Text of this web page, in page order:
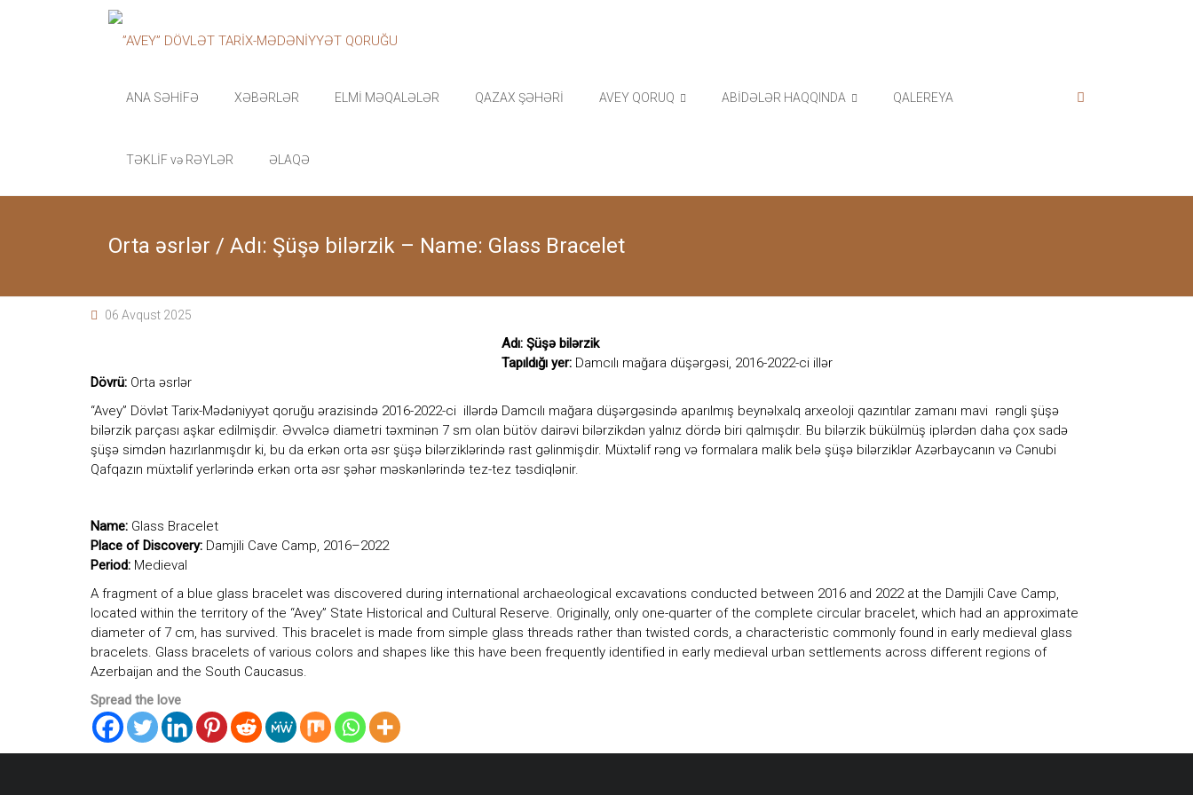
”AVEY”
TARİX-
MƏDƏNİYYƏT
QORUĞU
Dövlət
Tarix-
tarixi
abidələr
diyarı
kimi
qədim
daş
olan
“Avey”
məbədinin
ilə
adlandırılıb.
ANA SƏHİFƏ XƏBƏRLƏR ELMİ MƏQALƏLƏR QAZAX ŞƏHƏRİ AVEY QORUQ ABİDƏLƏR HAQQINDA QALEREYA
TƏKLİF və RƏYLƏR ƏLAQƏ
Orta əsrlər / Adı: Şüşə bilərzik – Name: Glass Bracelet
06 Avqust 2025
Adı: Şüşə bilərzik
Tapıldığı yer: Damcılı mağara düşərgəsi, 2016-2022-ci illər
Dövrü: Orta əsrlər
“Avey” Dövlət Tarix-Mədəniyyət qoruğu ərazisində 2016-2022-ci illərdə Damcılı mağara düşərgəsində aparılmış beynəlxalq arxeoloji qazıntılar zamanı mavi rəngli şüşə
bilərzik parçası aşkar edilmişdir. Əvvəlcə diametri təxminən 7 sm olan bütöv dairəvi bilərzikdən yalnız dördə biri qalmışdır. Bu bilərzik bükülmüş iplərdən daha çox sadə
şüşə simdən hazırlanmışdır ki, bu da erkən orta əsr şüşə bilərziklərində rast gəlinmişdir. Müxtəlif rəng və formalara malik belə şüşə bilərziklər Azərbaycanın və Cənubi
Qafqazın müxtəlif yerlərində erkən orta əsr şəhər məskənlərində tez-tez təsdiqlənir.
Name: Glass Bracelet
Place of Discovery: Damjili Cave Camp, 2016–2022
Period: Medieval
A fragment of a blue glass bracelet was discovered during international archaeological excavations conducted between 2016 and 2022 at the Damjili Cave Camp,
located within the territory of the “Avey” State Historical and Cultural Reserve. Originally, only one-quarter of the complete circular bracelet, which had an approximate
diameter of 7 cm, has survived. This bracelet is made from simple glass threads rather than twisted cords, a characteristic commonly found in early medieval glass
bracelets. Glass bracelets of various colors and shapes like this have been frequently identified in early medieval urban settlements across different regions of
Azerbaijan and the South Caucasus.
Spread the love